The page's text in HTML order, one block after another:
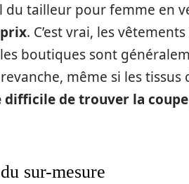
du tailleur pour femme en
. C’est vrai, les
boutiques sont
même si les
difficile de trouver la
sur-mesure